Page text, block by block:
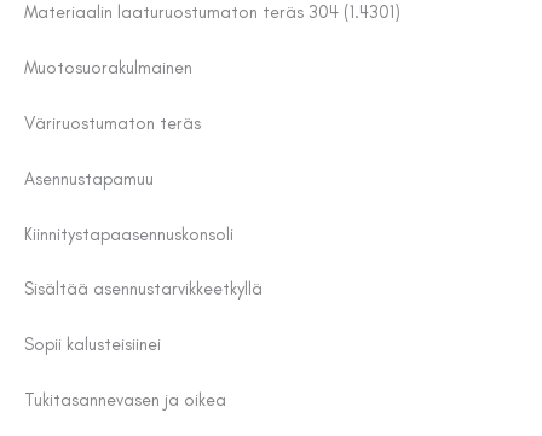
Materiaalin laaturuostumaton teräs 304 (1.4301)
Muotosuorakulmainen
Väriruostumaton teräs
Asennustapamuu
Kiinnitystapaasennuskonsoli
Sisältää asennustarvikkeetkyllä
Sopii kalusteisiinei
Tukitasannevasen ja oikea